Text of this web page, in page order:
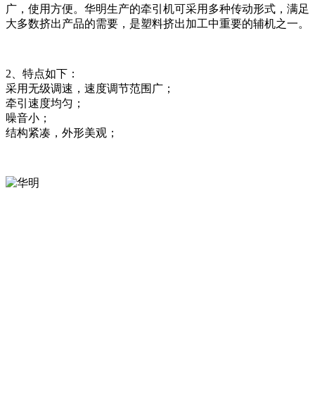
广，使用方便。华明生产的牵引机可采用多种传动形式，满足
大多数挤出产品的需要，是塑料挤出加工中重要的辅机之一。
2、特点如下：
采用无级调速，速度调节范围广；
牵引速度均匀；
噪音小；
结构紧凑，外形美观；